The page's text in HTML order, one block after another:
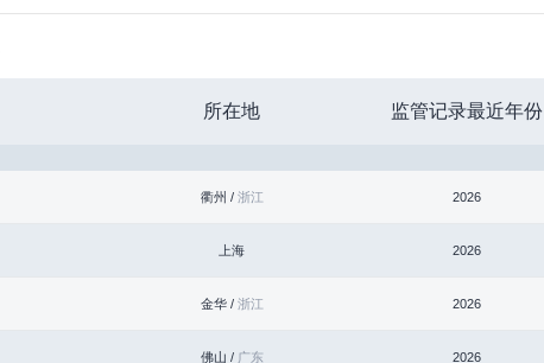
所在地 监管记录最近年份
衢州 / 浙江 2026
上海 2026
金华 / 浙江 2026
佛山 / 广东 2026